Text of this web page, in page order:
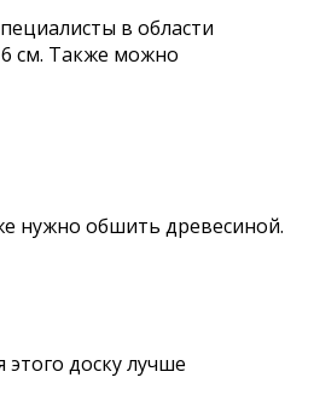
в области
см. Также можно
нужно обшить древесиной.
доску лучше